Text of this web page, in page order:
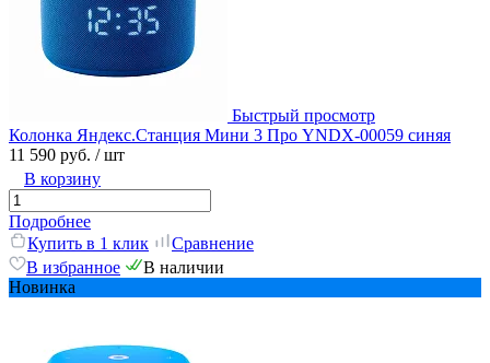
Быстрый просмотр
Колонка Яндекс.Станция Мини 3 Про YNDX-00059 синяя
11 590 руб. / шт
В корзину
Подробнее
Купить в 1 клик
Сравнение
В избранное
В наличии
Новинка